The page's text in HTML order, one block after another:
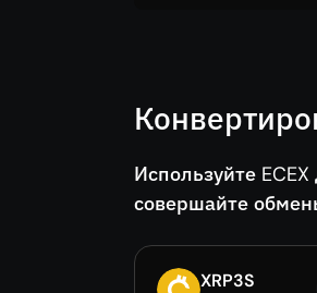
Используйте
совершайте
XRP3S